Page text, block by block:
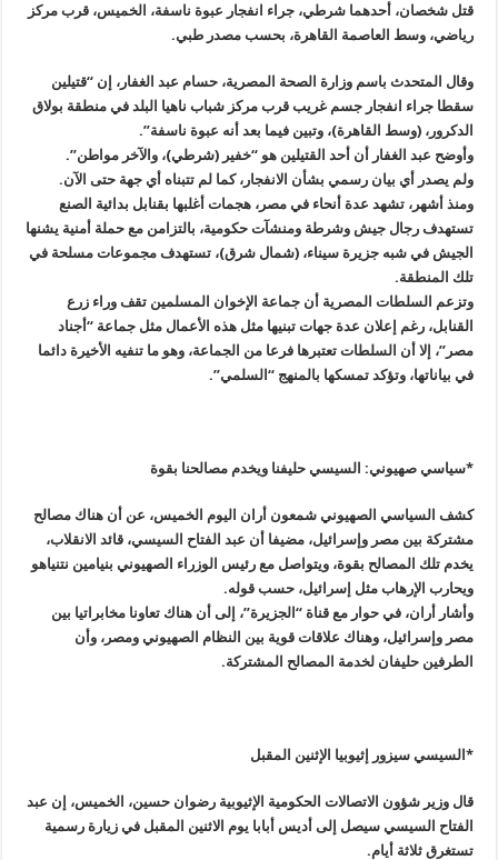
قتل شخصان، أحدهما شرطي، جراء انفجار عبوة ناسفة، الخميس، قرب مركز
رياضي، وسط العاصمة القاهرة، بحسب مصدر طبي.
وقال المتحدث باسم وزارة الصحة المصرية، حسام عبد الغفار، إن “قتيلين
سقطا جراء انفجار جسم غريب قرب مركز شباب ناهيا البلد في منطقة بولاق
الدكرور، (وسط القاهرة)، وتبين فيما بعد أنه عبوة ناسفة”.
وأوضح عبد الغفار أن أحد القتيلين هو “خفير (شرطي)، والآخر مواطن”.
ولم يصدر أي بيان رسمي بشأن الانفجار، كما لم تتبناه أي جهة حتى الآن.
ومنذ أشهر، تشهد عدة أنحاء في مصر، هجمات أغلبها بقنابل بدائية الصنع
تستهدف رجال جيش وشرطة ومنشآت حكومية، بالتزامن مع حملة أمنية يشنها
الجيش في شبه جزيرة سيناء، (شمال شرق)، تستهدف مجموعات مسلحة في
تلك المنطقة.
وتزعم السلطات المصرية أن جماعة الإخوان المسلمين تقف وراء زرع
القنابل، رغم إعلان عدة جهات تبنيها مثل هذه الأعمال مثل جماعة “أجناد
مصر”، إلا أن السلطات تعتبرها فرعا من الجماعة، وهو ما تنفيه الأخيرة دائما
في بياناتها، وتؤكد تمسكها بالمنهج “السلمي”.
*سياسي صهيوني: السيسي حليفنا ويخدم مصالحنا بقوة
كشف السياسي الصهيوني شمعون أران اليوم الخميس، عن أن هناك مصالح
مشتركة بين مصر وإسرائيل، مضيفا أن عبد الفتاح السيسي، قائد الانقلاب،
يخدم تلك المصالح بقوة، ويتواصل مع رئيس الوزراء الصهيوني بنيامين نتنياهو
ويحارب الإرهاب مثل إسرائيل، حسب قوله.
وأشار أران، في حوار مع قناة “الجزيرة”، إلى أن هناك تعاونا مخابراتيا بين
مصر وإسرائيل، وهناك علاقات قوية بين النظام الصهيوني ومصر، وأن
الطرفين حليفان لخدمة المصالح المشتركة.
*السيسي سيزور إثيوبيا الإثنين المقبل
قال وزير شؤون الاتصالات الحكومية الإثيوبية رضوان حسين، الخميس، إن عبد
الفتاح السيسي سيصل إلى أديس أبابا يوم الاثنين المقبل في زيارة رسمية
تستغرق ثلاثة أيام.